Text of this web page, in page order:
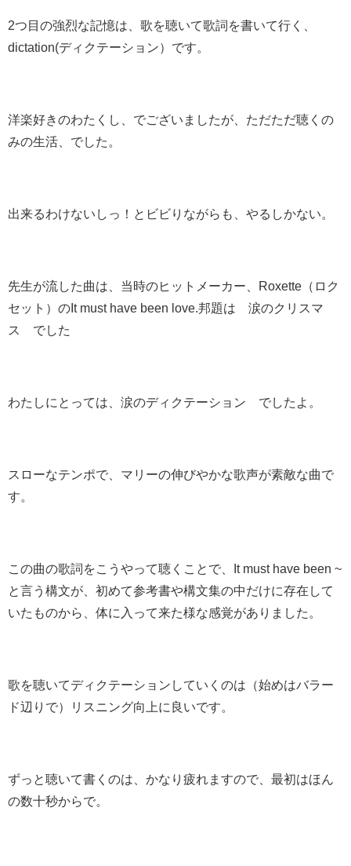
2つ目の強烈な記憶は、歌を聴いて歌詞を書いて行く、
dictation(ディクテーション）です。
洋楽好きのわたくし、でございましたが、ただただ聴くの
みの生活、でした。
出来るわけないしっ！とビビりながらも、やるしかない。
先生が流した曲は、当時のヒットメーカー、Roxette（ロク
セット）のIt must have been love.邦題は 涙のクリスマ
ス でした
わたしにとっては、涙のディクテーション でしたよ。
スローなテンポで、マリーの伸びやかな歌声が素敵な曲で
す。
この曲の歌詞をこうやって聴くことで、It must have been ~
と言う構文が、初めて参考書や構文集の中だけに存在して
いたものから、体に入って来た様な感覚がありました。
歌を聴いてディクテーションしていくのは（始めはバラー
ド辺りで）リスニング向上に良いです。
ずっと聴いて書くのは、かなり疲れますので、最初はほん
の数十秒からで。